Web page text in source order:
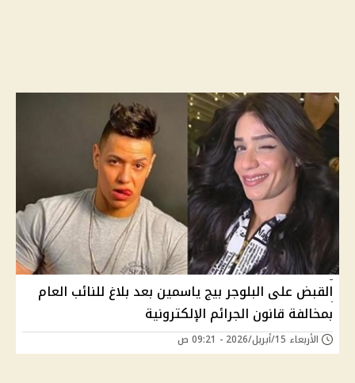
القبض على البلوجر بيج ياسمين بعد بلاغ للنائب العام
بمخالفة قانون الجرائم الإلكترونية
الأربعاء 15/أبريل/2026 - 09:21 ص